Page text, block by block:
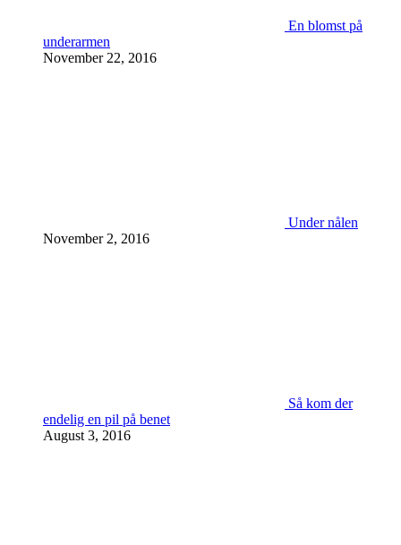
En blomst på
underarmen
November 22, 2016
Under nålen
November 2, 2016
Så kom der
endelig en pil på benet
August 3, 2016